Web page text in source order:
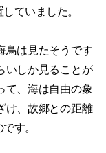
ていました。
鳥は見たそうです
いしか見ることが
て、海は自由の象
け、故郷との距離
す。